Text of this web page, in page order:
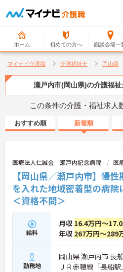
ホーム 初めての方へ 面談会場一
マイナビ介護職 介護福祉士 岡山県
瀬戸内市(岡山県)の介護福祉
この条件の介護・福祉求人
おすすめ順 新着順
医療法人仁誠会 瀬戸内記念病院 医
【岡山県／瀬戸内市】慢
を入れた地域密着型の病
＜資格不問＞
給料
月収 16.4万円～
年収 267万円～289
勤務地
岡山県 瀬戸内市 長
ＪＲ赤穂線「長船